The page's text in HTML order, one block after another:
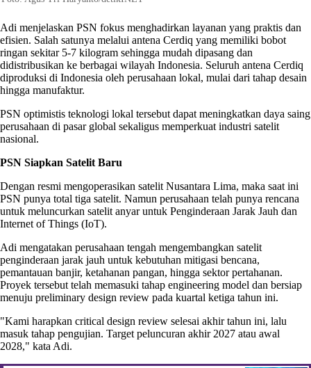
Adi menjelaskan PSN fokus menghadirkan layanan yang praktis dan
efisien. Salah satunya melalui antena Cerdiq yang memiliki bobot
ringan sekitar 5-7 kilogram sehingga mudah dipasang dan
didistribusikan ke berbagai wilayah Indonesia. Seluruh antena Cerdiq
diproduksi di Indonesia oleh perusahaan lokal, mulai dari tahap desain
hingga manufaktur.
PSN optimistis teknologi lokal tersebut dapat meningkatkan daya saing
perusahaan di pasar global sekaligus memperkuat industri satelit
nasional.
PSN Siapkan Satelit Baru
Dengan resmi mengoperasikan satelit Nusantara Lima, maka saat ini
PSN punya total tiga satelit. Namun perusahaan telah punya rencana
untuk meluncurkan satelit anyar untuk Penginderaan Jarak Jauh dan
Internet of Things (IoT).
Adi mengatakan perusahaan tengah mengembangkan satelit
penginderaan jarak jauh untuk kebutuhan mitigasi bencana,
pemantauan banjir, ketahanan pangan, hingga sektor pertahanan.
Proyek tersebut telah memasuki tahap engineering model dan bersiap
menuju preliminary design review pada kuartal ketiga tahun ini.
"Kami harapkan critical design review selesai akhir tahun ini, lalu
masuk tahap pengujian. Target peluncuran akhir 2027 atau awal
2028," kata Adi.